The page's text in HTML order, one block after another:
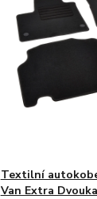
Textilní
Van Extra